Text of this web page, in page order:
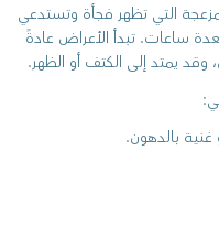
التي تظهر فجأة وتستدعي
ساعات. تبدأ الأعراض عادةً
وقد يمتد إلى الكتف أو الظهر.
بالدهون.